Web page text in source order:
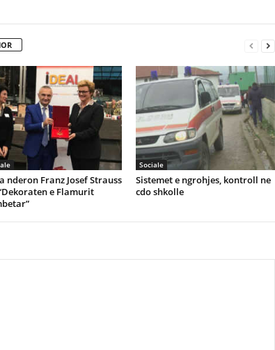
nderon Franz Josef Strauss
e Flamurit
Sociale
Sistemet e ngrohjes, kontroll ne
cdo shkolle